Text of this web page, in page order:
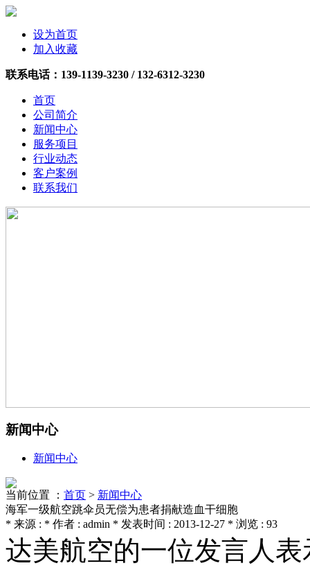
设为首页
加入收藏
联系电话： 139-1139-3230 / 132-6312-3230
首页
公司简介
新闻中心
服务项目
行业动态
客户案例
联系我们
新闻中心
新闻中心
当前位置 ： 首页 > 新闻中心
海军一级航空跳伞员无偿为患者捐献造血干细胞
* 来源 : * 作者 : admin * 发表时间 : 2013-12-27 * 浏览 : 93
达美航空的一位发言人表